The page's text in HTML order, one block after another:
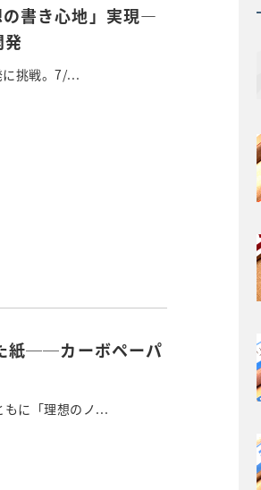
の書き心地」実現―
発
に挑戦。7/...
紙──カーボペーパ
もに「理想のノ...